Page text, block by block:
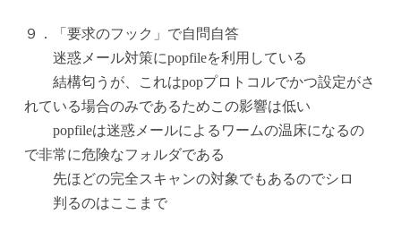
９．「要求のフック」で自問自答
迷惑メール対策にpopfileを利用している
結構匂うが、これはpopプロトコルでかつ設定がさ
れている場合のみであるためこの影響は低い
popfileは迷惑メールによるワームの温床になるの
で非常に危険なフォルダである
先ほどの完全スキャンの対象でもあるのでシロ
判るのはここまで